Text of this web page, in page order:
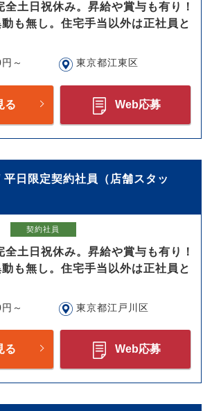
全土日祝休み。昇給や賞与も有り！
も無し。住宅手当以外は正社員と
～ 東京都江東区
る Web応募
日限定契約社員（店舗スタッ
契約社員
全土日祝休み。昇給や賞与も有り！
も無し。住宅手当以外は正社員と
～ 東京都江戸川区
る Web応募